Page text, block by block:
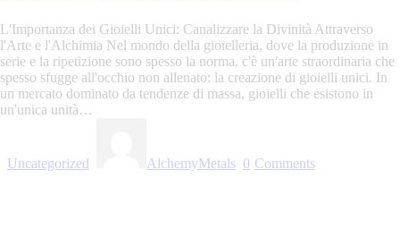
L'Importanza dei Gioielli Unici: Canalizzare la Divinità Attraverso
l'Arte e l'Alchimia Nel mondo della gioielleria, dove la produzione in
serie e la ripetizione sono spesso la norma, c'è un'arte straordinaria che
spesso sfugge all'occhio non allenato: la creazione di gioielli unici. In
un mercato dominato da tendenze di massa, gioielli che esistono in
un'unica unità…
Uncategorized AlchemyMetals 0 Comments